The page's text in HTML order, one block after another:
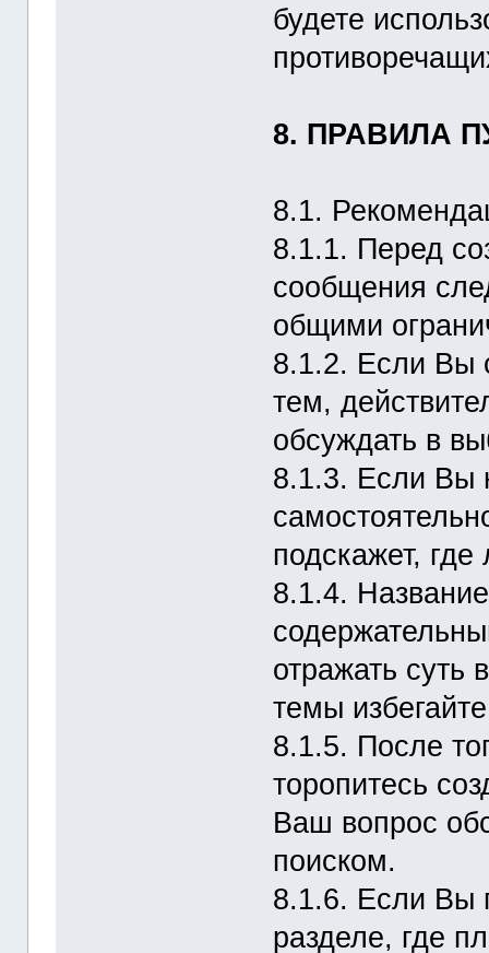
будете
8. ПРАВИЛА
8.1.
8.1.1. Перед
сообщения
общими
8.1.2. Если Вы
тем,
обсуждать в
8.1.3. Если Вы
подскажет,
8.1.4.
отражать суть
темы
8.1.5. После
торопитесь
Ваш вопрос
поиском.
8.1.6. Если Вы
разделе, где